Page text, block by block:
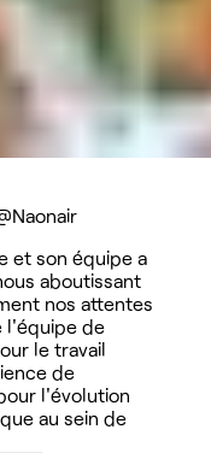
et son équipe a
aboutissant
nos attentes
l'équipe de
le travail
de
l'évolution
au sein de